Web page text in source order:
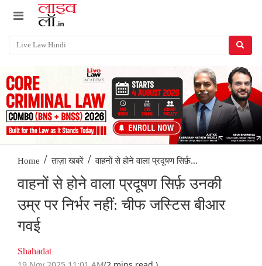
Home / ताज़ा खबरें / वाहनों से होने वाला प्रदूषण सिर्फ़...
वाहनों से होने वाला प्रदूषण सिर्फ़ उनकी
उम्र पर निर्भर नहीं: चीफ जस्टिस बीआर
गवई
Shahadat